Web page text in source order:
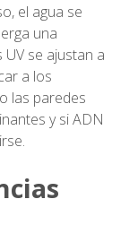
el agua se
una
se ajustan a
a los
las paredes
y si ADN